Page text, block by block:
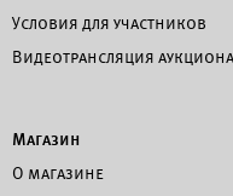
Условия для участников
Видеотрансляция аукциона
Магазин
О магазине